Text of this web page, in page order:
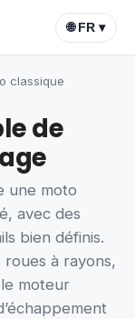
🌐 FR ▾
classique
de
une moto
avec des
bien définis.
à rayons,
moteur